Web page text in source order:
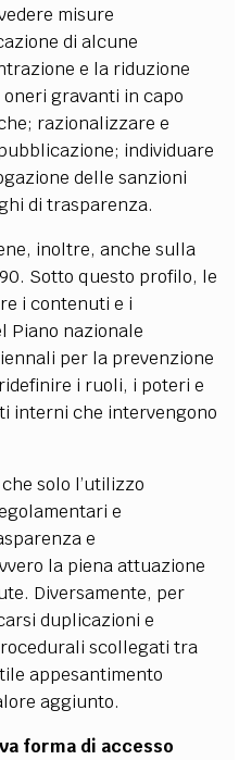
misure
di alcune
e la riduzione
gravanti in capo
razionalizzare e
individuare
delle sanzioni
di trasparenza.
inoltre, anche sulla
Sotto questo profilo, le
i contenuti e i
Piano nazionale
per la prevenzione
i ruoli, i poteri e
interni che intervengono
solo l’utilizzo
e
e
la piena attuazione
Diversamente, per
duplicazioni e
scollegati tra
appesantimento
aggiunto.
forma di accesso